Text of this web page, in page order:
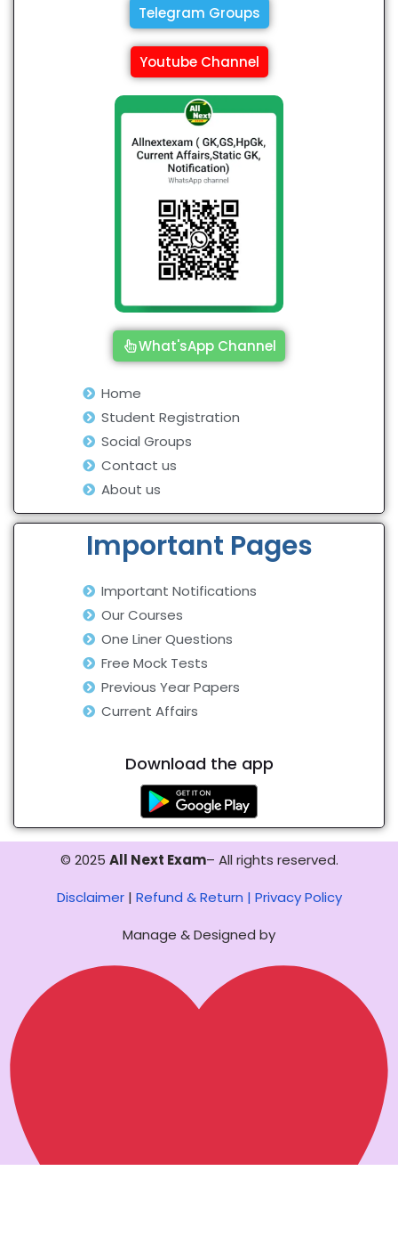
Telegram Groups
Youtube Channel
What'sApp Channel
Home
Student Registration
Social Groups
Contact us
About us
Important Pages
Important Notifications
Our Courses
One Liner Questions
Free Mock Tests
Previous Year Papers
Current Affairs
Download the app
© 2025 All Next Exam– All rights reserved.
Disclaimer| Refund & Return | Privacy Policy
Manage & Designed by